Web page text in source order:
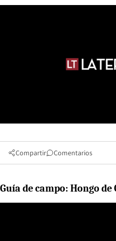
Compartir Comentarios
Guía de campo: Hongo de